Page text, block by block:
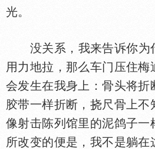
光。
没关系，我来告诉你为
用力地拉，那么车门压住
会发生在我身上：骨头将折
胶带一样折断，挠尺骨上
像射击陈列馆里的泥鸽子一
所改变的便是，我不是躺在